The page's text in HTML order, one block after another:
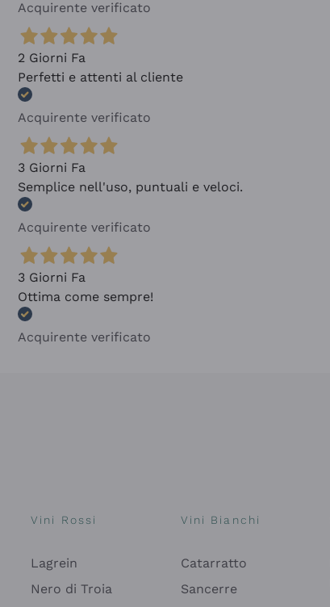
Acquirente verificato
2 Giorni Fa
Perfetti e attenti al cliente
Acquirente verificato
3 Giorni Fa
Semplice nell'uso, puntuali e veloci.
Acquirente verificato
3 Giorni Fa
Ottima come sempre!
Acquirente verificato
Vini Rossi
Lagrein
Nero di Troia
Vini Bianchi
Catarratto
Sancerre